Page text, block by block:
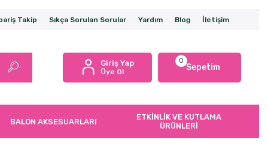
Takip Sıkça Sorulan Sorular Yardım Blog İletişim
Giriş Yap
Üye Ol
0
Sepetim
BALON AKSESUARLARI
ETKİNLİK VE KUTLAMA
ÜRÜNLERİ